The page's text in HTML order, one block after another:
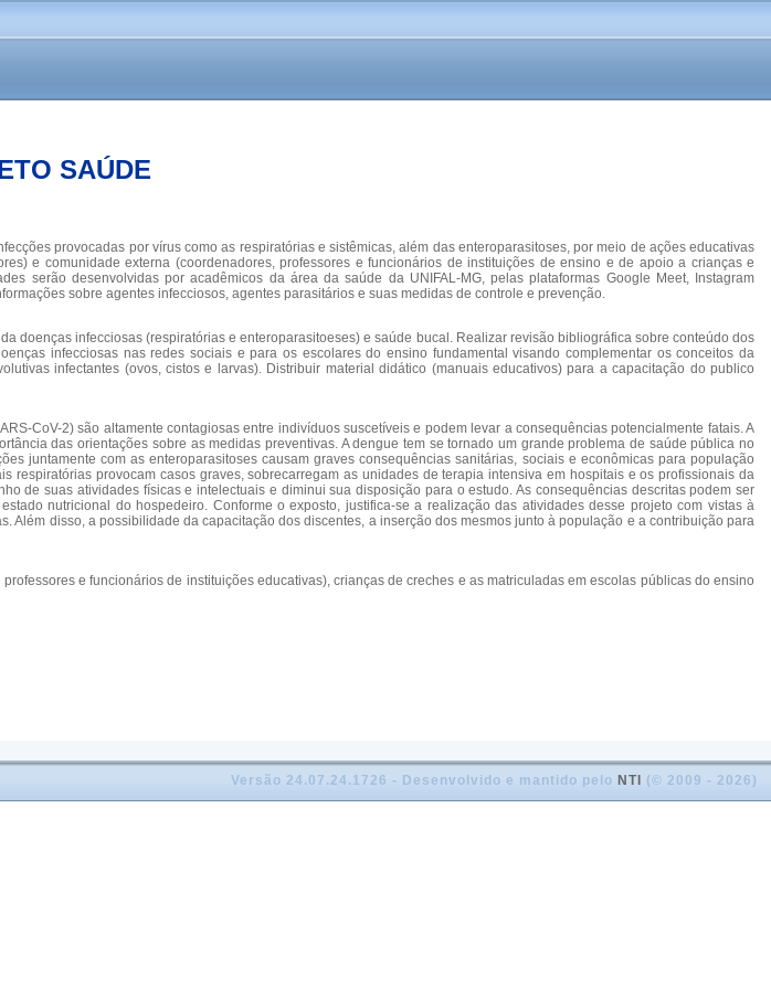
SAÚDE
provocadas por vírus como as respiratórias e sistêmicas, além das enteroparasitoses, por meio de ações educativas
e comunidade externa (coordenadores, professores e funcionários de instituições de ensino e de apoio a crianças e
serão desenvolvidas por acadêmicos da área da saúde da UNIFAL-MG, pelas plataformas Google Meet, Instagram
sobre agentes infecciosos, agentes parasitários e suas medidas de controle e prevenção.
doenças infecciosas (respiratórias e enteroparasitoeses) e saúde bucal. Realizar revisão bibliográfica sobre conteúdo dos
infecciosas nas redes sociais e para os escolares do ensino fundamental visando complementar os conceitos da
infectantes (ovos, cistos e larvas). Distribuir material didático (manuais educativos) para a capacitação do publico
CoV-2) são altamente contagiosas entre indivíduos suscetíveis e podem levar a consequências potencialmente fatais. A
das orientações sobre as medidas preventivas. A dengue tem se tornado um grande problema de saúde pública no
juntamente com as enteroparasitoses causam graves consequências sanitárias, sociais e econômicas para população
provocam casos graves, sobrecarregam as unidades de terapia intensiva em hospitais e os profissionais da
de suas atividades físicas e intelectuais e diminui sua disposição para o estudo. As consequências descritas podem ser
nutricional do hospedeiro. Conforme o exposto, justifica-se a realização das atividades desse projeto com vistas à
disso, a possibilidade da capacitação dos discentes, a inserção dos mesmos junto à população e a contribuição para
e funcionários de instituições educativas), crianças de creches e as matriculadas em escolas públicas do ensino
Versão 24.07.24.1726 - Desenvolvido e mantido pelo NTI (© 2009 - 2026)